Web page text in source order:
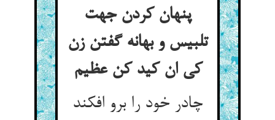
پنهان کردن جهت
تلبیس و بهانه گفتن زن
کی ان کید کن عظیم
چادر خود را برو افکند